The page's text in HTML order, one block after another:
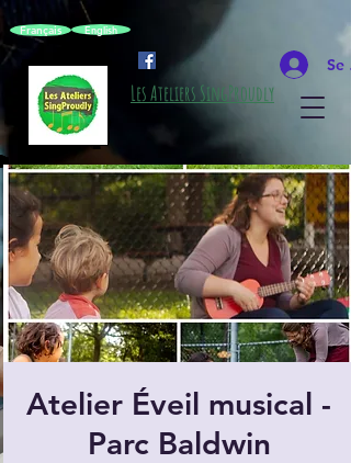
Français English
Se
Les Ateliers SingProudly
Atelier Éveil musical -
Parc Baldwin